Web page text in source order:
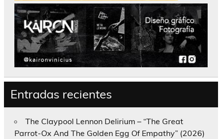
Entradas recientes
The Claypool Lennon Delirium – “The Great
Parrot-Ox And The Golden Egg Of Empathy” (2026)